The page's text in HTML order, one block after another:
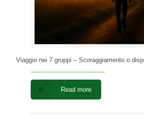
Viaggio nei 7 gruppi – Scoraggiamento o
Read more